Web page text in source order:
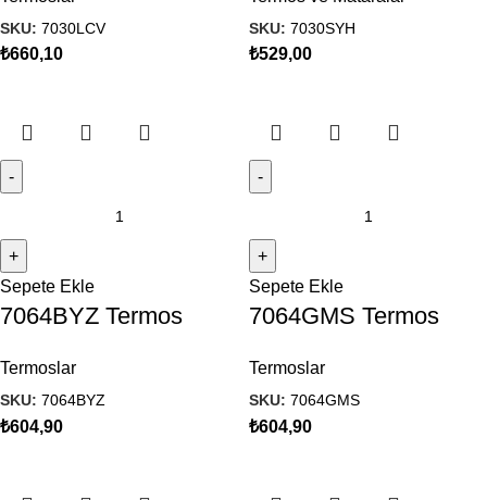
SKU: 7030LCV
₺660,10
SKU: 7030SYH
₺529,00
Sepete Ekle
7064BYZ Termos
Termoslar
SKU: 7064BYZ
₺604,90
Sepete Ekle
7064GMS Termos
Termoslar
SKU: 7064GMS
₺604,90